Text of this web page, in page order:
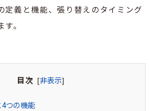
定義と機能、張り替えのタイミング
。
目次 [非表示]
つの機能